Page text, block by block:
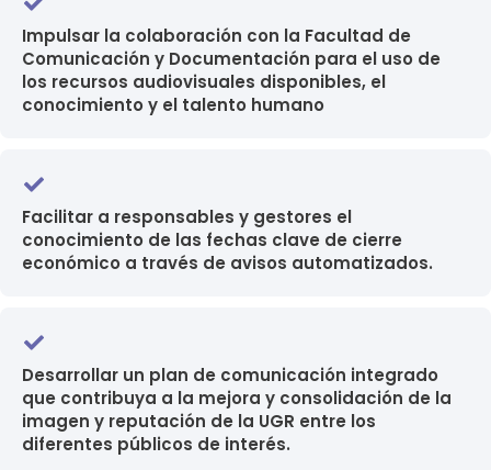
Impulsar la colaboración con la Facultad de
Comunicación y Documentación para el uso de
los recursos audiovisuales disponibles, el
conocimiento y el talento humano
Facilitar a responsables y gestores el
conocimiento de las fechas clave de cierre
económico a través de avisos automatizados.
Desarrollar un plan de comunicación integrado
que contribuya a la mejora y consolidación de la
imagen y reputación de la UGR entre los
diferentes públicos de interés.